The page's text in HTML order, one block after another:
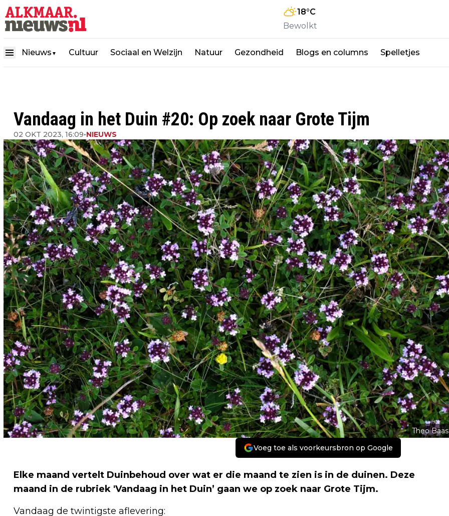
18°C
Bewolkt
Nieuws ▼ Cultuur Sociaal en Welzijn Natuur Gezondheid Blogs en columns Spelletjes
Vandaag in het Duin #20: Op zoek naar Grote Tijm
02 OKT 2023, 16:09•NIEUWS
Theo Baas
Voeg toe als voorkeursbron op Google
Elke maand vertelt Duinbehoud over wat er die maand te zien is in de duinen. Deze
maand in de rubriek 'Vandaag in het Duin’ gaan we op zoek naar Grote Tijm.
Vandaag de twintigste aflevering: